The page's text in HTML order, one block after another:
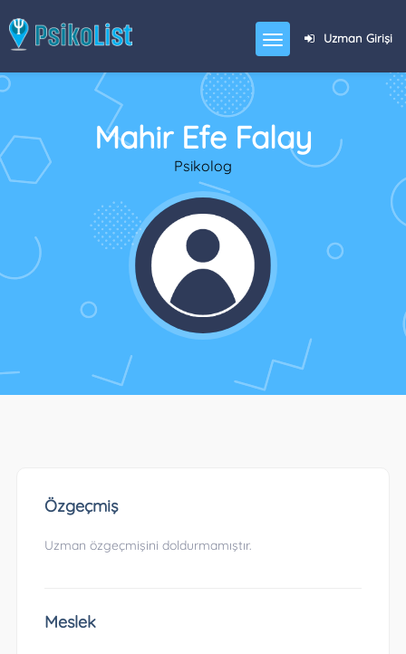
Uzman Girişi
Mahir Efe Falay
Psikolog
Özgeçmiş
Uzman özgeçmişini doldurmamıştır.
Meslek